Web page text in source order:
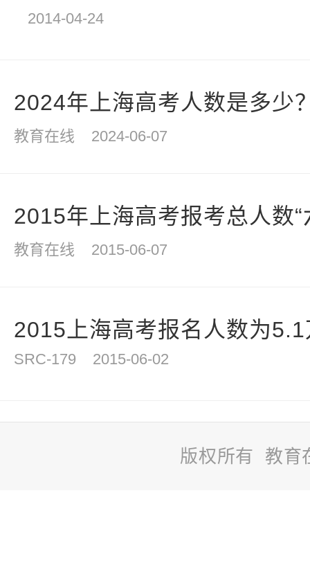
2014-04-24
2024年上海高考人数是多少
教育在线 2024-06-07
2015年上海高考报考总人数
教育在线 2015-06-07
2015上海高考报名人数为
SRC-179 2015-06-02
版权所有 教育